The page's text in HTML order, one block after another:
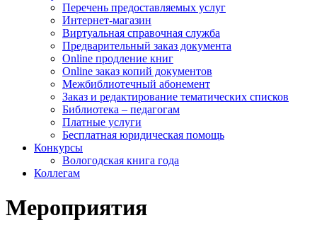
Перечень предоставляемых услуг
Интернет-магазин
Виртуальная справочная служба
Предварительный заказ документа
Online продление книг
Online заказ копий документов
Межбиблиотечный абонемент
Заказ и редактирование тематических списков
Библиотека – педагогам
Платные услуги
Бесплатная юридическая помощь
Конкурсы
Вологодская книга года
Коллегам
Мероприятия